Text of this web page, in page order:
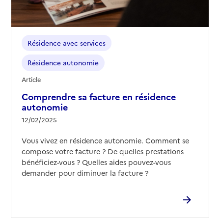
Contact
Site internet
Rapport HAS
Mis à jour le : 31/07/2026
Résidence autonomie Jean-Baptiste de la Salle
Adresse
2 rue du souvenir français
03 81 47 80 60
Contact
Site internet
Rapport HAS
Voir les prix et prestations
Comprendre sa facture en résidence
autonomie
12/02/2025
Résidence avec services
Résidence autonomie
Article
Vous vivez en résidence autonomie. Comment se
compose votre facture ? De quelles prestations
bénéficiez-vous ? Quelles aides pouvez-vous
demander pour diminuer la facture ?